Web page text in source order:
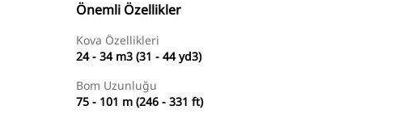
Önemli Özellikler
Kova Özellikleri
24 - 34 m3 (31 - 44 yd3)
Bom Uzunluğu
75 - 101 m (246 - 331 ft)